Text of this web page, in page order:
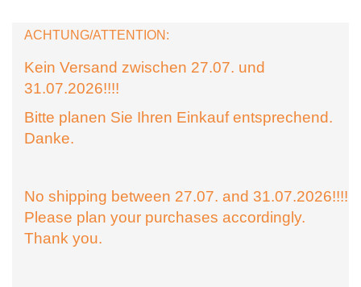
ACHTUNG/ATTENTION:
Kein Versand zwischen 27.07. und
31.07.2026!!!!
Bitte planen Sie Ihren Einkauf entsprechend.
Danke.
No shipping between 27.07. and 31.07.2026!!!!
Please plan your purchases accordingly.
Thank you.